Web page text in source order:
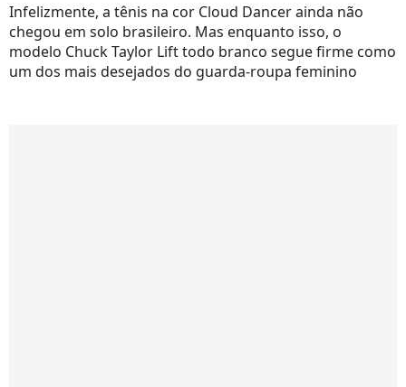
Infelizmente, a tênis na cor Cloud Dancer ainda não
chegou em solo brasileiro. Mas enquanto isso, o
modelo Chuck Taylor Lift todo branco segue firme como
um dos mais desejados do guarda-roupa feminino